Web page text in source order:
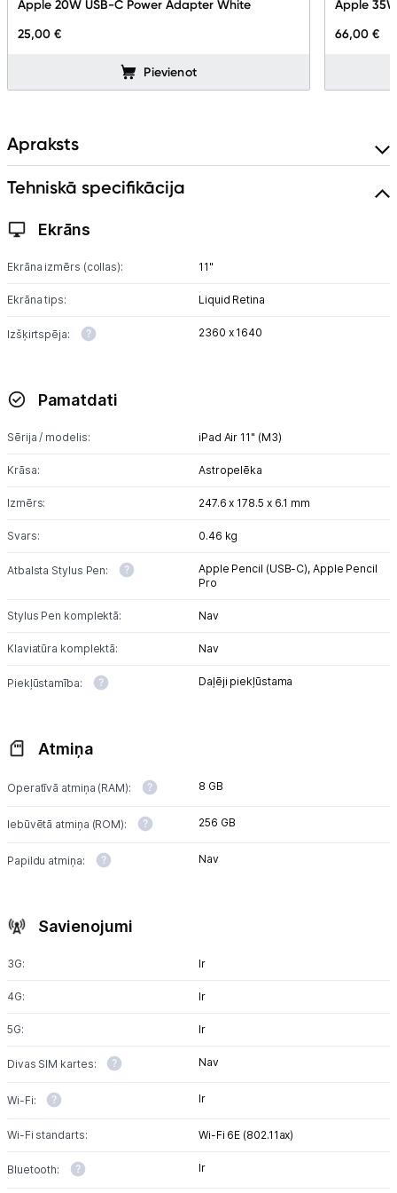
Uzņēmumiem
Tet pakalpojumi
Informācija
Apple 20W USB-C Power Adapter White
25,00 €
Pievienot
Apple
66,00 €
Apraksts
Tehniskā specifikācija
Ekrāns
Ekrāna izmērs (collas): 11"
Ekrāna tips: Liquid Retina
Izšķirtspēja: 2360 x 1640
Pamatdati
Sērija / modelis: iPad Air 11" (M3)
Krāsa: Astropelēka
Izmērs: 247.6 x 178.5 x 6.1 mm
Svars: 0.46 kg
Atbalsta Stylus Pen: Apple Pencil (USB-C),Apple Pencil
Pro
Stylus Pen komplektā: Nav
Klaviatūra komplektā: Nav
Piekļūstamība: Daļēji piekļūstama
Atmiņa
Operatīvā atmiņa (RAM): 8 GB
Iebūvētā atmiņa (ROM): 256 GB
Papildu atmiņa: Nav
Savienojumi
3G: Ir
4G: Ir
5G: Ir
Divas SIM kartes: Nav
Wi-Fi: Ir
Wi-Fi standarts: Wi-Fi 6E (802.11ax)
Bluetooth: Ir